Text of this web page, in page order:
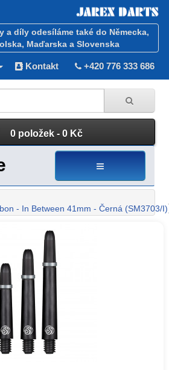
a díly odesíláme také do Německa,
Maďarska a Slovenska
Kontakt +420 776 333 686
0 položek - 0 Kč
- In Between 41mm - Černá (SM3703/I)